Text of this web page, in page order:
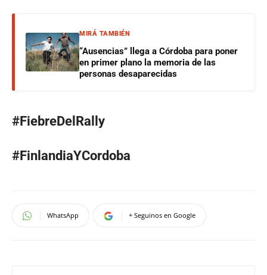
MIRÁ TAMBIÉN
“Ausencias” llega a Córdoba para poner
en primer plano la memoria de las
personas desaparecidas
#FiebreDelRally
#FinlandiaYCordoba
WhatsApp + Seguinos en Google